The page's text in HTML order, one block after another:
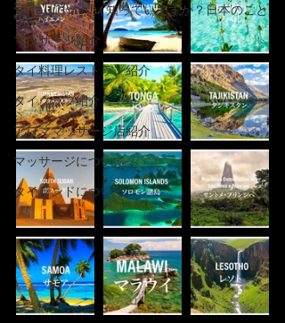
รู้หรือไม่?ในญี่ปุ่น| 知っていますか？日本のこと
マッサージ紹介
タイ料理レストラン紹介
タイクラブ紹介
アロママッサージ店紹介
マッサージについて
タイランドについて